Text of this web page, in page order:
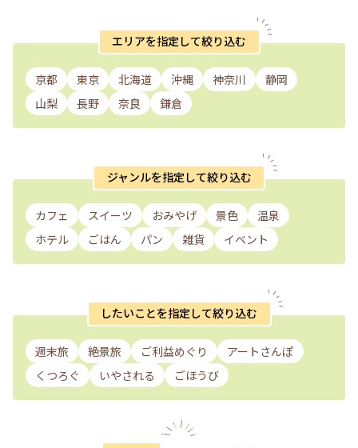
エリアを指定して絞り込む
京都 東京 北海道 沖縄 神奈川
静岡
山梨
長野 奈良 鎌倉
ジャンルを指定して絞り込む
カフェ スイーツ おみやげ 景色
温泉
ホテル
ごはん パン 雑貨 イベント
したいことを指定して絞り込む
週末旅 絶景旅 ご利益めぐり
アートさんぽ
くつろぐ
いやされる ごほうび